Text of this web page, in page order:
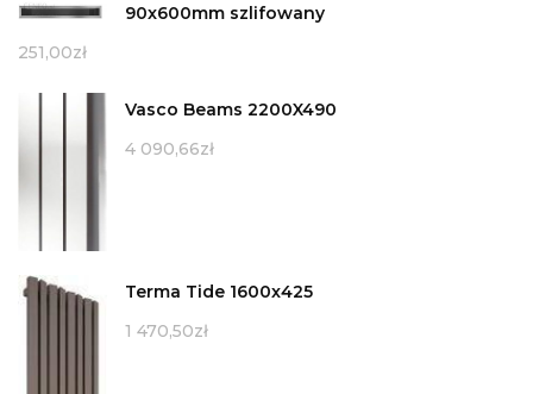
90x600mm szlifowany
251,00zł
Vasco Beams 2200X490
4 090,66zł
Terma Tide 1600x425
1 470,50zł